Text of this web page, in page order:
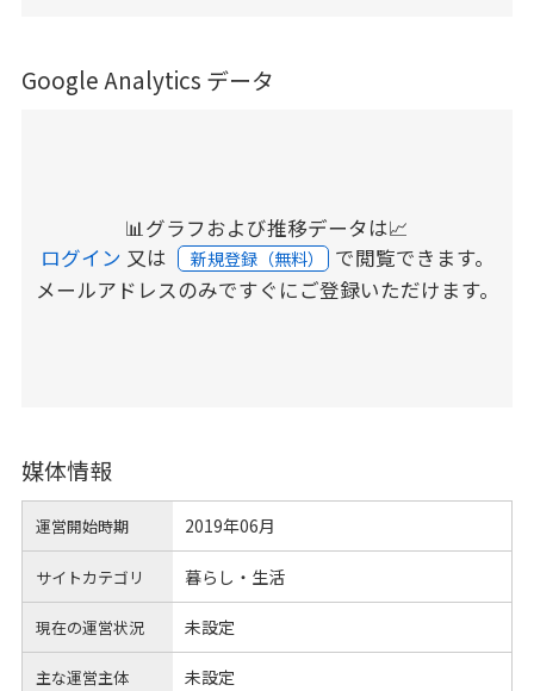
Google Analytics データ
📊グラフおよび推移データは📈
ログイン 又は 新規登録（無料） で閲覧できます。
メールアドレスのみですぐにご登録いただけます。
媒体情報
運営開始時期 2019年06月
サイトカテゴリ 暮らし・生活
現在の運営状況 未設定
主な運営主体 未設定